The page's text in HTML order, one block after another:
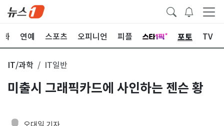
화 연예 스포츠 오피니언 피플 포토 TV
IT/과학 IT일반
미출시 그래픽카드에 사인하는 젠슨 황